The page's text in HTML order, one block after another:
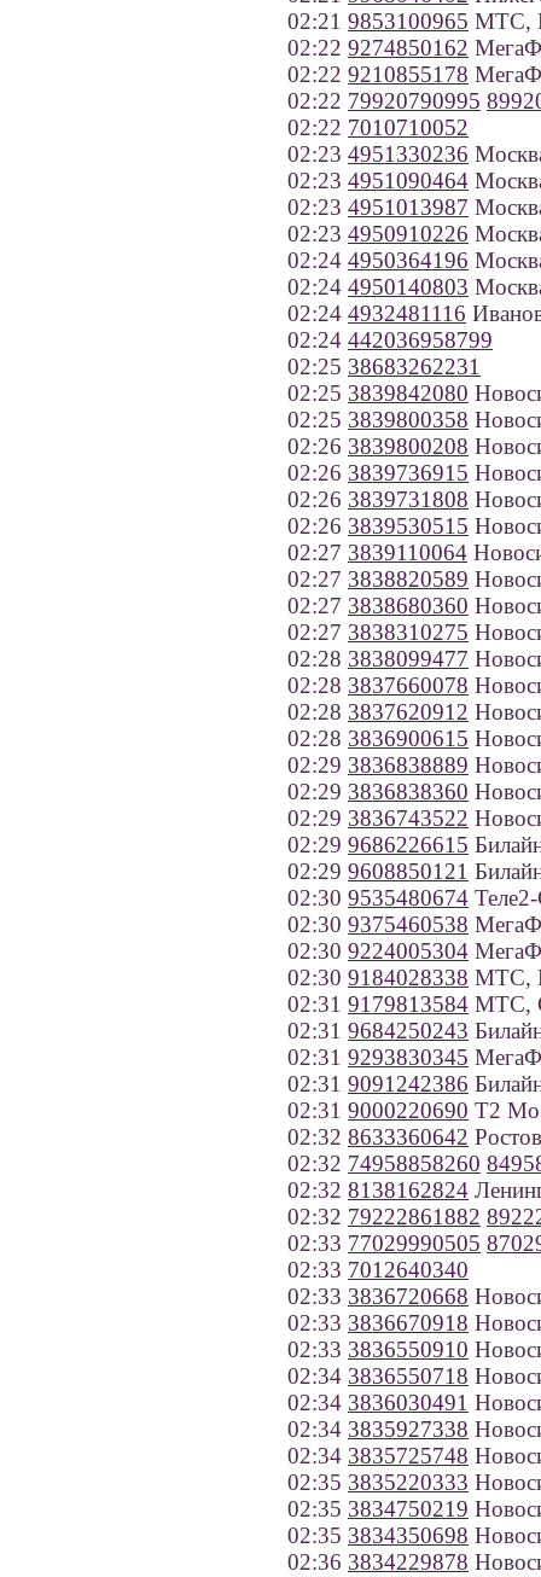
02:21 9853100965 МТС,
02:22 9274850162
02:22 9210855178
02:22 79920790995
02:22 7010710052
02:23 4951330236
02:23 4951090464
02:23 4951013987
02:23 4950910226
02:24 4950364196
02:24 4950140803
02:24 4932481116
02:24 442036958799
02:25 38683262231
02:25 3839842080
02:25 3839800358
02:26 3839800208
02:26 3839736915
02:26 3839731808
02:26 3839530515
02:27 3839110064
02:27 3838820589
02:27 3838680360
02:27 3838310275
02:28 3838099477
02:28 3837660078
02:28 3837620912
02:28 3836900615
02:29 3836838889
02:29 3836838360
02:29 3836743522
02:29 9686226615
02:29 9608850121
02:30 9535480674
02:30 9375460538
02:30 9224005304
02:30 9184028338 МТС,
02:31 9179813584 МТС,
02:31 9684250243
02:31 9293830345
02:31 9091242386
02:31 9000220690 Т2
02:32 8633360642
02:32 74958858260
02:32 8138162824
02:32 79222861882
02:33 77029990505
02:33 7012640340
02:33 3836720668
02:33 3836670918
02:33 3836550910
02:34 3836550718
02:34 3836030491
02:34 3835927338
02:34 3835725748
02:35 3835220333
02:35 3834750219
02:35 3834350698
02:36 3834229878